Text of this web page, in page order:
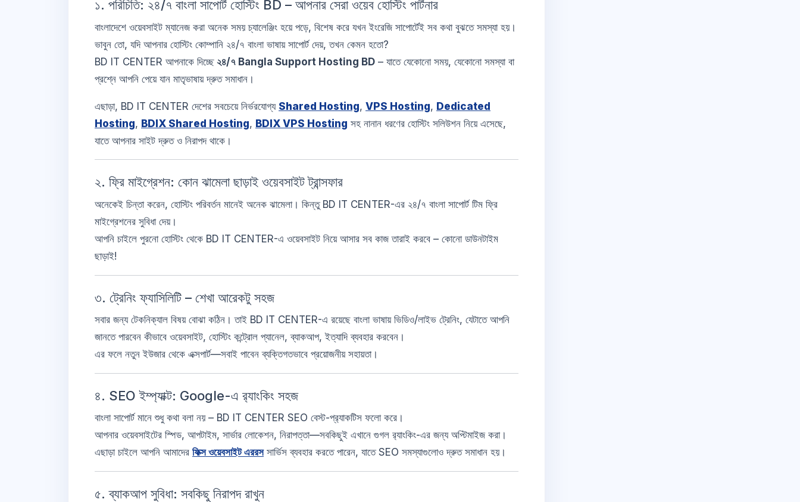
১. পরিচিতি: ২৪/৭ বাংলা সাপোর্ট হোস্টিং BD – আপনার সেরা ওয়েব হোস্টিং পার্টনার
বাংলাদেশে ওয়েবসাইট ম্যানেজ করা অনেক সময় চ্যালেঞ্জিং হয়ে পড়ে, বিশেষ করে যখন ইংরেজি সাপোর্টেই সব কথা বুঝতে সমস্যা হয়।
ভাবুন তো, যদি আপনার হোস্টিং কোম্পানি ২৪/৭ বাংলা ভাষায় সাপোর্ট দেয়, তখন কেমন হতো?
BD IT CENTER আপনাকে দিচ্ছে ২৪/৭ Bangla Support Hosting BD – যাতে যেকোনো সময়, যেকোনো সমস্যা বা
প্রশ্নে আপনি পেয়ে যান মাতৃভাষায় দ্রুত সমাধান।
এছাড়া, BD IT CENTER দেশের সবচেয়ে নির্ভরযোগ্য Shared Hosting, VPS Hosting, Dedicated
Hosting, BDIX Shared Hosting, BDIX VPS Hosting সহ নানান ধরণের হোস্টিং সলিউশন নিয়ে এসেছে,
যাতে আপনার সাইট দ্রুত ও নিরাপদ থাকে।
২. ফ্রি মাইগ্রেশন: কোন ঝামেলা ছাড়াই ওয়েবসাইট ট্রান্সফার
অনেকেই চিন্তা করেন, হোস্টিং পরিবর্তন মানেই অনেক ঝামেলা। কিন্তু BD IT CENTER-এর ২৪/৭ বাংলা সাপোর্ট টিম ফ্রি
মাইগ্রেশনের সুবিধা দেয়।
আপনি চাইলে পুরনো হোস্টিং থেকে BD IT CENTER-এ ওয়েবসাইট নিয়ে আসার সব কাজ তারাই করবে – কোনো ডাউনটাইম
ছাড়াই!
৩. ট্রেনিং ফ্যাসিলিটি – শেখা আরেকটু সহজ
সবার জন্য টেকনিক্যাল বিষয় বোঝা কঠিন। তাই BD IT CENTER-এ রয়েছে বাংলা ভাষায় ভিডিও/লাইভ ট্রেনিং, যেটাতে আপনি
জানতে পারবেন কীভাবে ওয়েবসাইট, হোস্টিং কন্ট্রোল প্যানেল, ব্যাকআপ, ইত্যাদি ব্যবহার করবেন।
এর ফলে নতুন ইউজার থেকে এক্সপার্ট—সবাই পাবেন ব্যক্তিগতভাবে প্রয়োজনীয় সহায়তা।
৪. SEO ইম্প্যাক্ট: Google-এ র‍্যাংকিং সহজ
বাংলা সাপোর্ট মানে শুধু কথা বলা নয় – BD IT CENTER SEO বেস্ট-প্র‍্যাকটিস ফলো করে।
আপনার ওয়েবসাইটের স্পিড, আপটাইম, সার্ভার লোকেশন, নিরাপত্তা—সবকিছুই এখানে গুগল র‍্যাংকিং-এর জন্য অপ্টিমাইজ করা।
এছাড়া চাইলে আপনি আমাদের ফিক্স ওয়েবসাইট এররসসার্ভিস ব্যবহার করতে পারেন, যাতে SEO সমস্যাগুলোও দ্রুত সমাধান হয়।
৫. ব্যাকআপ সুবিধা: সবকিছু নিরাপদ রাখুন